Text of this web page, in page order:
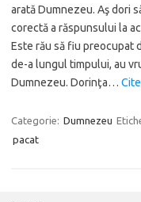
arată Dumnezeu. Aş dori
corectă a răspunsului la
Este rău să fiu preocupat
de-a lungul timpului, au
Dumnezeu. Dorinţa…
Categorie: Dumnezeu
pacat